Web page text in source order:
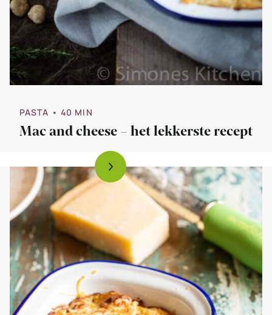
PASTA • 40 MIN
Mac and cheese – het lekkerste recept